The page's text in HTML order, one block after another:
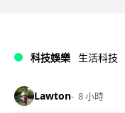
科技娛樂 生活科技
Lawton 8 小時